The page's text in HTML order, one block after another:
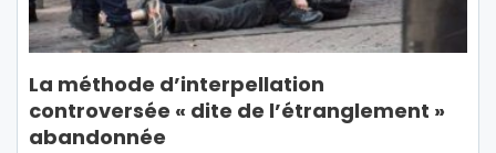
La méthode d’interpellation
controversée « dite de l’étranglement »
abandonnée